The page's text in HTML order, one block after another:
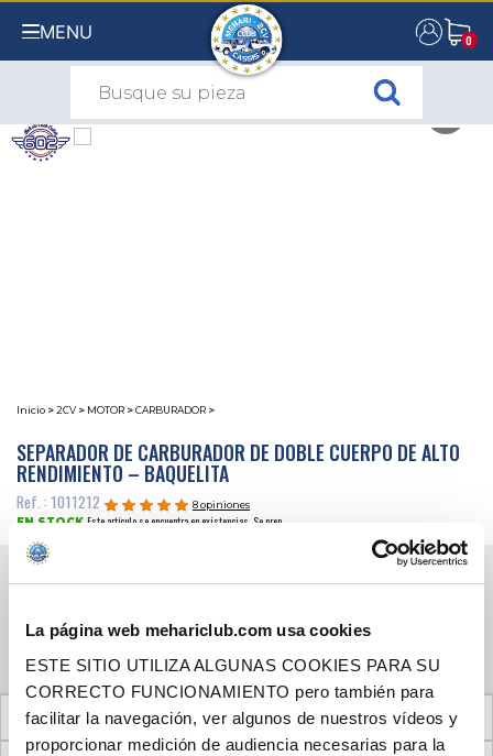
La página web mehariclub.com usa cookies
ESTE SITIO UTILIZA ALGUNAS COOKIES PARA SU
CORRECTO FUNCIONAMIENTO pero también para
facilitar la navegación, ver algunos de nuestros vídeos y
proporcionar medición de audiencia necesarias para la
MENU 0
0
Inicio >2CV > MOTOR >CARBURADOR >
SEPARADOR DE CARBURADOR DE DOBLE CUERPO DE ALTO
RENDIMIENTO – BAQUELITA
Ref. : 1011212
8 opiniones
EN STOCK Este artículo se encuentra en existencias. Se prep...
Precio al público
AÑADIR A LA CESTA
INFORMACIÓN TÉCNICA